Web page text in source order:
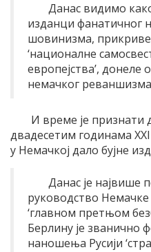
Данас видимо
изданци фанатичног
шовинизма,
‘националне
европејства’,
немачког
И време је признати
двадесетим годинама
у Немачкој дало бујне
Данас је највише
руководство Немачке
‘главном претњом
Берлину је званично
наношења Русији